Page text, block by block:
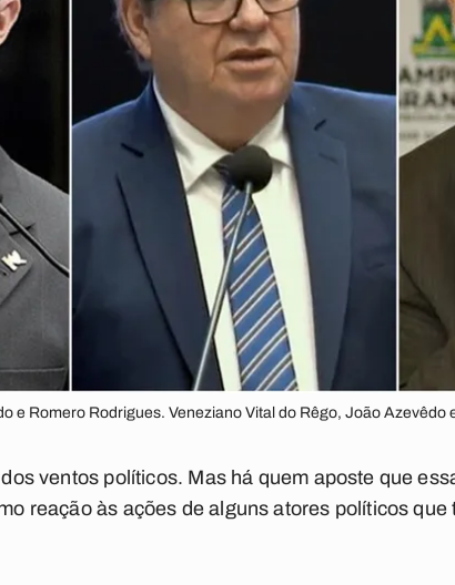
e Romero Rodrigues. Veneziano Vital do Rêgo, João Azevêdo
ventos políticos. Mas há quem aposte que
reação às ações de alguns atores políticos